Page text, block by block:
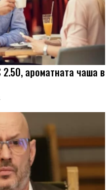
ароматната чаша в